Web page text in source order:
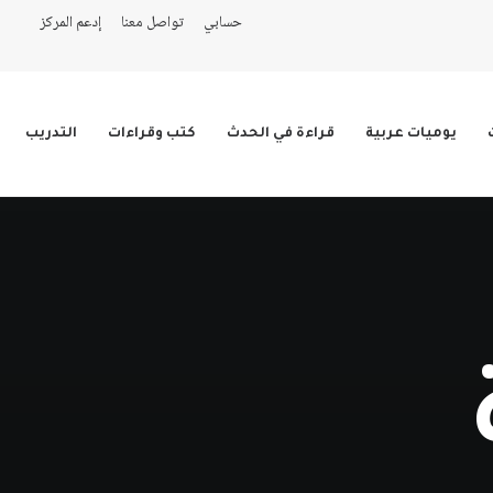
حسابي تواصل معنا إدعم المركز
يوميات عربية قراءة في الحدث كتب وقراءات التدريب